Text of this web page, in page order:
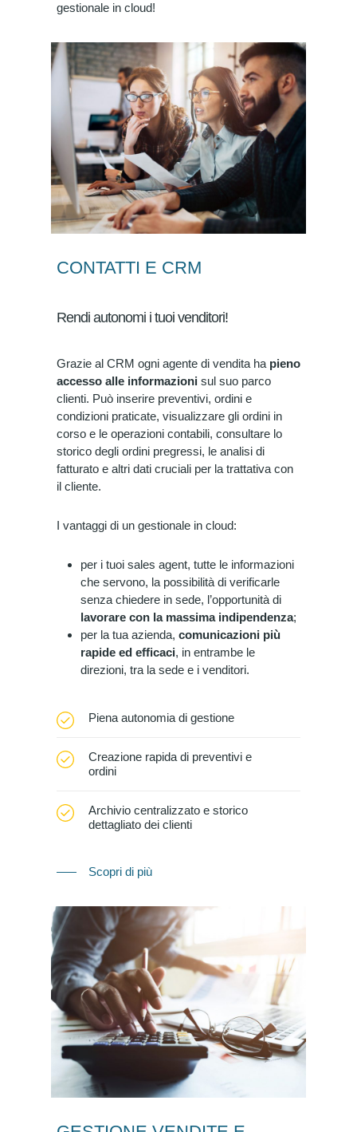
gestionale in cloud!
CONTATTI E CRM
Rendi autonomi i tuoi venditori!
Grazie al CRM ogni agente di vendita ha pieno
accesso alle informazionisul suo parco
clienti. Può inserire preventivi, ordini e
condizioni praticate, visualizzare gli ordini in
corso e le operazioni contabili, consultare lo
storico degli ordini pregressi, le analisi di
fatturato e altri dati cruciali per la trattativa con
il cliente.
I vantaggi di un gestionale in cloud:
per i tuoi sales agent, tutte le informazioni
che servono, la possibilità di verificarle
senza chiedere in sede, l’opportunità di
lavorare con la massima indipendenza;
per la tua azienda, comunicazioni più
rapide ed efficaci, in entrambe le
direzioni, tra la sede e i venditori.
Piena autonomia di gestione
Creazione rapida di preventivi e
ordini
Archivio centralizzato e storico
dettagliato dei clienti
Scopri di più